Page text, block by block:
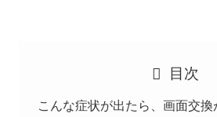
目次
こんな症状が出たら、画面交換